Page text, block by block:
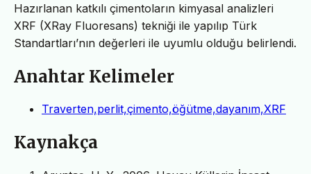
Hazırlanan katkılı çimentoların kimyasal analizleri
XRF (XRay Fluoresans) tekniği ile yapılıp Türk
Standartları’nın değerleri ile uyumlu olduğu belirlendi.
Anahtar Kelimeler
Traverten,perlit,çimento,öğütme,dayanım,XRF
Kaynakça